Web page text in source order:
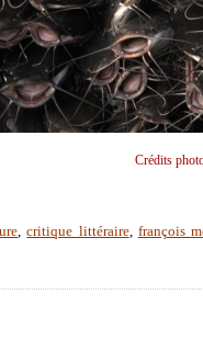
Crédits
,critique littéraire, françois